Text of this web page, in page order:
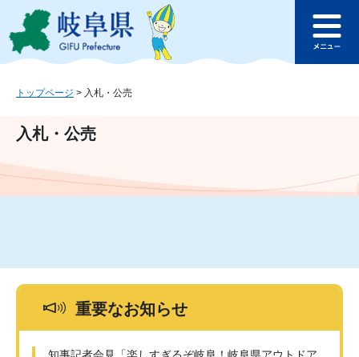
ジ
ュ
文
このページの本文へ
ュ
トップページ > 入札・公売
入札・公売
重要なお知らせ